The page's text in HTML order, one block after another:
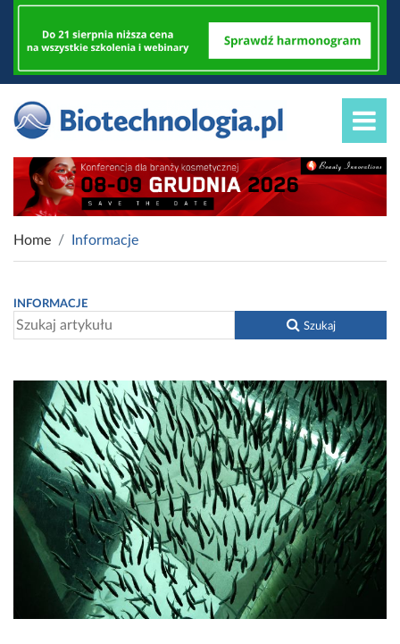
Home Informacje
INFORMACJE
Szukaj